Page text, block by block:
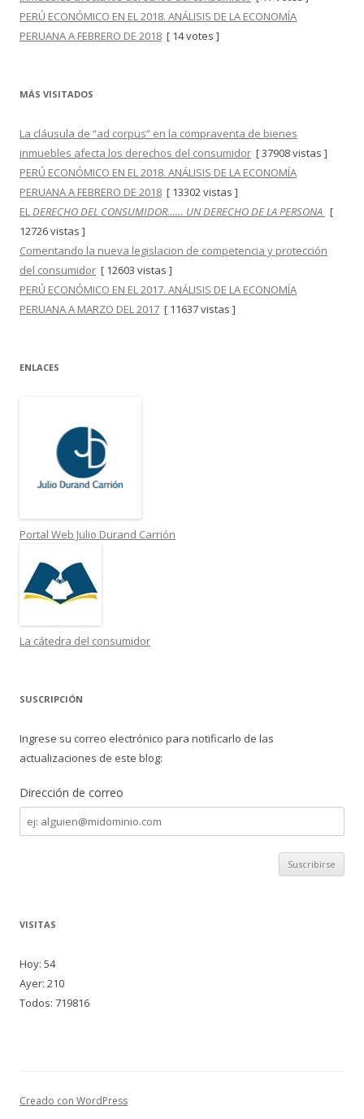
PERÚ ECONÓMICO EN EL 2018. ANÁLISIS DE LA ECONOMÍA
PERUANA A FEBRERO DE 2018 [ 14 votes ]
MÁS VISITADOS
La cláusula de “ad corpus” en la compraventa de bienes
inmuebles afecta los derechos del consumidor [ 37908 vistas ]
PERÚ ECONÓMICO EN EL 2018. ANÁLISIS DE LA ECONOMÍA
PERUANA A FEBRERO DE 2018 [ 13302 vistas ]
ELDERECHO DEL CONSUMIDOR…… UN DERECHO DE LA PERSONA [
12726 vistas ]
Comentando la nueva legislacion de competencia y protección
del consumidor [ 12603 vistas ]
PERÚ ECONÓMICO EN EL 2017. ANÁLISIS DE LA ECONOMÍA
PERUANA A MARZO DEL 2017 [ 11637 vistas ]
ENLACES
Portal Web Julio Durand Carrión
La cátedra del consumidor
SUSCRIPCIÓN
Ingrese su correo electrónico para notificarlo de las
actualizaciones de este blog:
Dirección de correo
Dirección
de
correo
VISITAS
Hoy: 54
Ayer: 210
Todos: 719816
Creado con WordPress